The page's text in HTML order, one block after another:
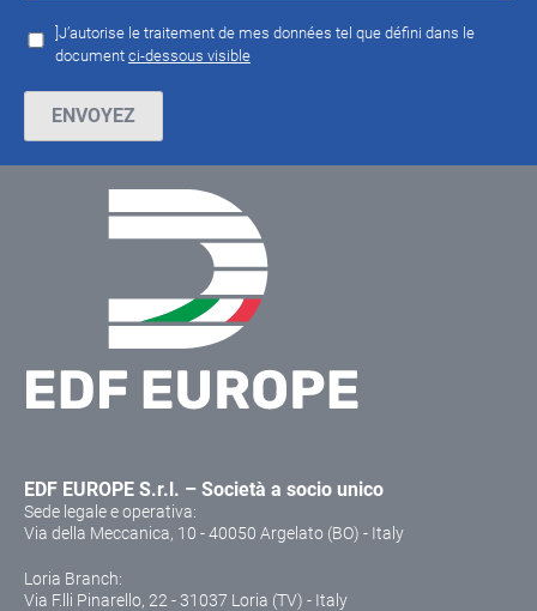
EDF EUROPE S.r.l. – Società a socio unico
Sede legale e operativa:
Via della Meccanica, 10 - 40050 Argelato (BO) - Italy
Loria Branch:
Via F.lli Pinarello, 22 - 31037 Loria (TV) - Italy
]J’autorise le traitement de mes données tel que défini dans le
document ci-dessous visible
Veuillez laisser ce champ vide.